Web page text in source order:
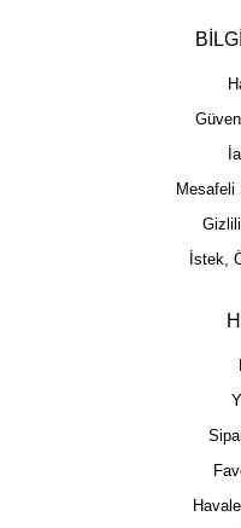
Mesafeli
İstek,